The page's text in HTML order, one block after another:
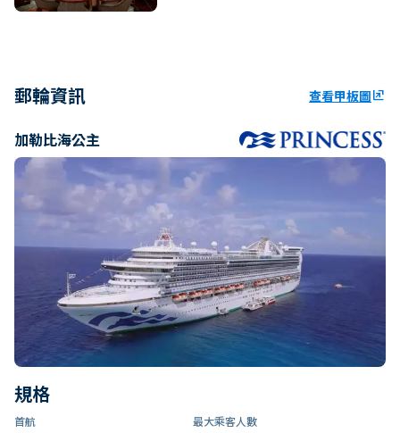
郵輪資訊 查看甲板圖ungroup
加勒比海公主
規格
首航 最大乘客人數